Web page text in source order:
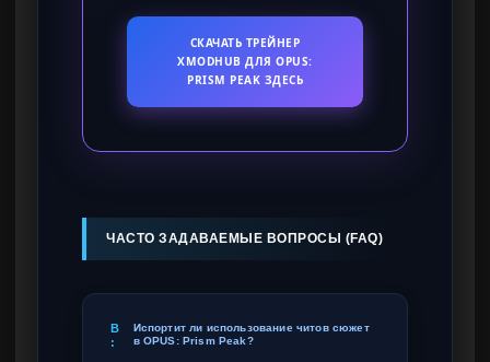
СКАЧАТЬ ТРЕЙНЕР
XMODHUB ДЛЯ OPUS:
PRISM PEAK ЗДЕСЬ
ЧАСТО ЗАДАВАЕМЫЕ ВОПРОСЫ (FAQ)
В
:
Испортит ли использование читов сюжет
в OPUS: Prism Peak?